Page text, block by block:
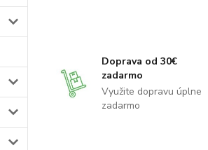
Doprava od 30€
zadarmo
Využite dopravu úplne
zadarmo